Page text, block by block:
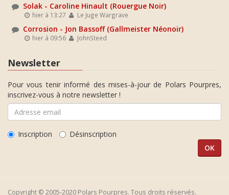
Solak - Caroline Hinault (Rouergue Noir)
hier à 13:27 Le Juge Wargrave
Corrosion - Jon Bassoff (Gallmeister Néonoir)
hier à 09:56 JohnSteed
Newsletter
Pour vous tenir informé des mises-à-jour de Polars Pourpres,
inscrivez-vous à notre newsletter !
Inscription Désinscription
Copyright © 2005-2020 Polars Pourpres. Tous droits réservés.